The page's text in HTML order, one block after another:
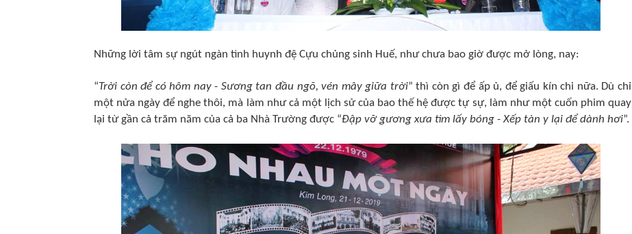
Những lời tâm sự ngút ngàn tình huynh đệ Cựu chủng sinh Huế, như chưa bao giờ được mở lòng, nay:
“Trời còn để có hôm nay- Sương tan đầu ngõ, vén mây giữa trời” thì còn gì để ấp ủ, để giấu kín chi nữa. Dù chỉ
một nửa ngày để nghe thôi, mà làm như cả một lịch sử của bao thế hệ được tự sự, làm như một cuốn phim quay
lại từ gần cả trăm năm của cả ba Nhà Trường được “Đập vỡ gương xưa tìm lấy bóng -Xếp tàn y lại để dành hơi”.